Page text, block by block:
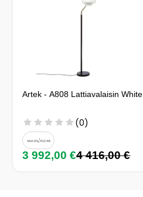
Artek - A808 Lattiavalaisin White
(0)
3 992,00 €4 416,00 €